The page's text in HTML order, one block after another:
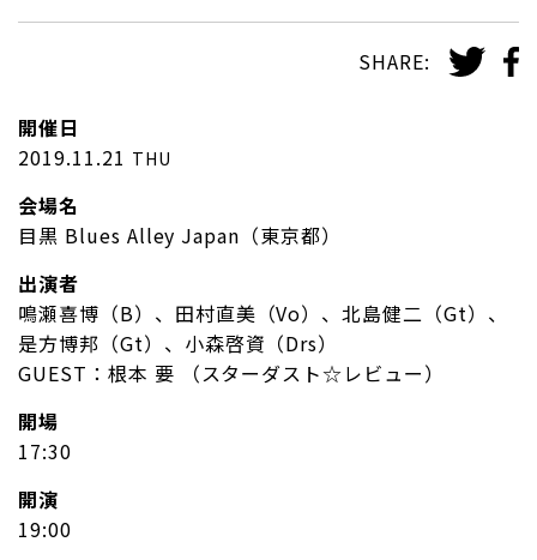
SHARE:
開催日
2019.11.21 THU
会場名
目黒 Blues Alley Japan（東京都）
出演者
鳴瀬喜博（B）、田村直美（Vo）、北島健二（Gt）、
是方博邦（Gt）、小森啓資（Drs）
GUEST：根本 要 （スターダスト☆レビュー）
開場
17:30
開演
19:00